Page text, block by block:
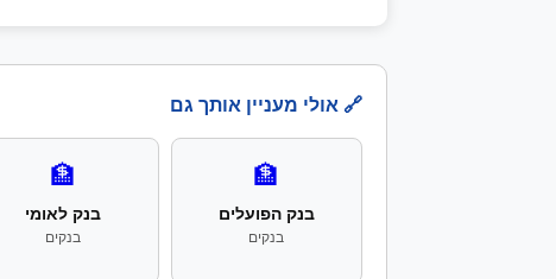
🔗 אולי מעניין אותך גם
🏦
בנק הפועלים
בנקים
🏦
בנק לאומי
בנקים